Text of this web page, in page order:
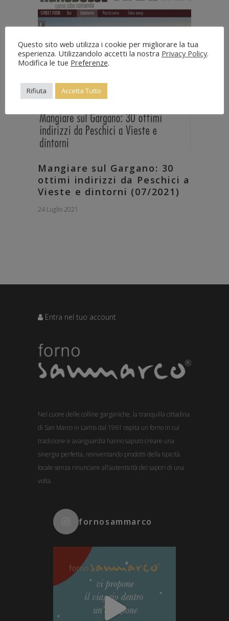
Mangiare sul Gargano: 30
ottimi indirizzi da Peschici a
Vieste e dintorni (07/2021)
24 Luglio 2021
Entra nel tuo account
Nel cuore delle colline garganiche, la tranquilla cittadina
di San Marco in Lamis dal 1961 ospita un forno in cui
tradizione e avanguardia hanno saputo creare una
sinergia perfetta, reinventando prodotti della tipicità
locale senza rinunciare all’autenticità dei sapori di una
volta.
fornosammarco
Questo sito web utilizza i cookie per migliorare la tua
esperienza. Utilizzandolo accetti la nostra Privacy Policy.
Modifica le tue Preferenze.
Rifiuta Accetta Tutto